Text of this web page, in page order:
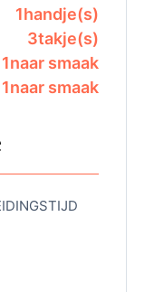
1handje(s)
3takje(s)
1naar smaak
1naar smaak